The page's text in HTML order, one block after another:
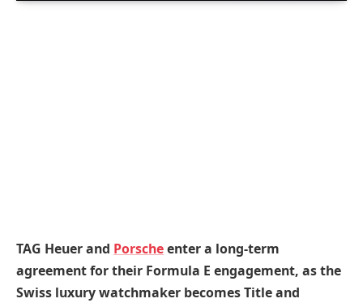
TAG Heuer and Porscheenter a long-term
agreement for their Formula E engagement, as the
Swiss luxury watchmaker becomes Title and